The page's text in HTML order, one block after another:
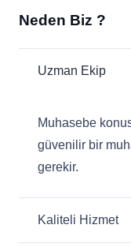
Neden Biz ?
Uzman Ekip
Muhasebe
güvenilir bir
gerekir.
Kaliteli Hizmet